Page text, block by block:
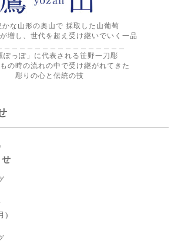
かな山形の奥山で 採取した山葡萄
増し、世代を超え受け継いでいく一品
ぽっぽ」に代表される笹野一刀彫
の時の流れの中で受け継がれてきた
彫りの心と伝統の技
)